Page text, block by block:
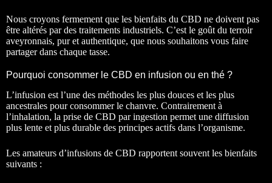
Nous croyons fermement que les bienfaits du CBD ne doivent pas
être altérés par des traitements industriels. C’est le goût du terroir
aveyronnais, pur et authentique, que nous souhaitons vous faire
partager dans chaque tasse.
Pourquoi consommer le CBD en infusion ou en thé ?
L’infusion est l’une des méthodes les plus douces et les plus
ancestrales pour consommer le chanvre. Contrairement à
l’inhalation, la prise de CBD par ingestion permet une diffusion
plus lente et plus durable des principes actifs dans l’organisme.
Les amateurs d’infusions de CBD rapportent souvent les bienfaits
suivants :